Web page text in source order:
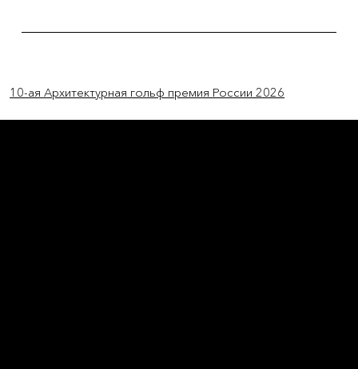
10-ая Архитектурная гольф премия России 2026